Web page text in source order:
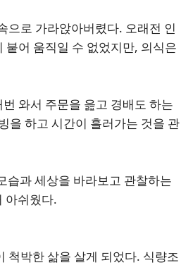
으로 가라앉아버렸다. 오래전 인
붙어 움직일 수 없었지만, 의식은
와서 주문을 읊고 경배도 하는
을 하고 시간이 흘러가는 것을 관
습과 세상을 바라보고 관찰하는
아쉬웠다.
척박한 삶을 살게 되었다. 식량조